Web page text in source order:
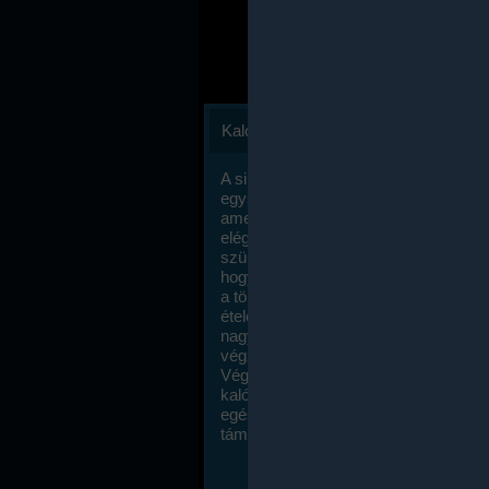
Kalóriaszámlálás
A sikeres fogyás titka valójában igen
egyszerű: égess több energiát, mint
amennyit beviszel. Természetesen
elég nagy fegyelemre és akaraterőre
szükség, de meglepődve fogod
hogy a kalóriaszámolás mennyire
a többi diétához képest. Itt nincsenek
ételek és a megengedett kalóriabevitelt
nagymértékben növelheted ha
végzel.
Végül, de nem utolsó sorban, a
kalóriaszámolás módszerét a legtöbb
egészségügyi szakorvos ajánlja és
támogatja.